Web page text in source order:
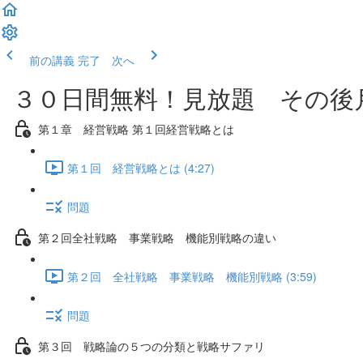
前の講義 完了 次へ
３０日間無料！見放題 その後
第１章 経営戦略 第１回経営戦略とは
第１回 経営戦略とは (4:27)
問題
第２回全社戦略 事業戦略 機能別戦略の違い
第２回 全社戦略 事業戦略 機能別戦略 (3:59)
問題
第３回 戦略論の５つの分類と戦略サファリ